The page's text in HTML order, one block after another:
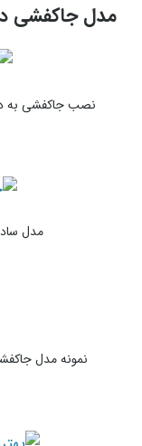
مدل جاکفشی
نصب جاکفشی به
مدل
نمونه مدل